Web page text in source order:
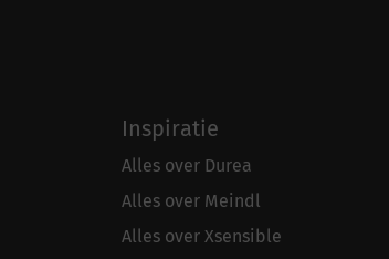
Inspiratie
Alles over Durea
Alles over Meindl
Alles over Xsensible